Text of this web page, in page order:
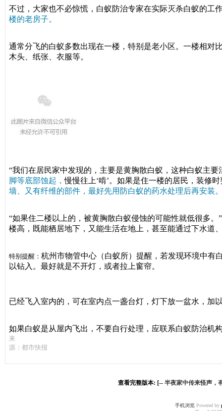
不过，大家也不必惊慌，白蚁防治专家在实际灭杀白蚁的工
楼的老房子。
通常分飞的白蚁多数出现在一楼，特别是老小区。一楼相对
木头、纸张、衣服等。
“我们在居民家中发现的，主要是黄胸散白蚁，这种白蚁主
脚等底部蚀起，慢慢往上‘啃’。如果是住一楼的居民，装修
墙、又有纤维的部件，最好先用防白蚁的药水处理后再安装
“如果住二楼以上的，被黄胸散白蚁侵蚀的可能性就低很多
楼高，既能栖居地下，又能生活在地上，甚至能通过下水道
特别提醒： 杭州市物管中心（白蚁所）提醒，若发现环境中有
以钻入。 最好就是不开灯，或者拉上窗帘。
已经飞入室内的，可在室内点一盏台灯，灯下放一盆水，加
如果白蚁是从屋内飞出，不要自行处理，应联系白蚁防治机
来
源：都市快报
查看完整版本: [-- 半夜家中传来怪声，
手机浏览Powered by